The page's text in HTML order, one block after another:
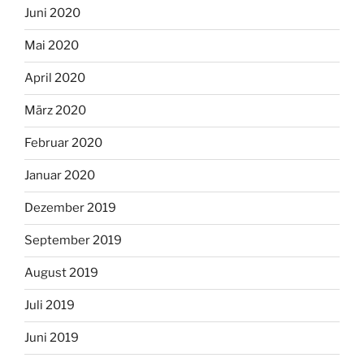
Juni 2020
Mai 2020
April 2020
März 2020
Februar 2020
Januar 2020
Dezember 2019
September 2019
August 2019
Juli 2019
Juni 2019